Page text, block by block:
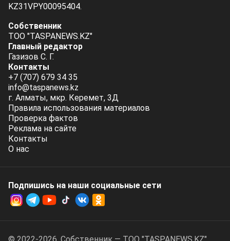
KZ31VPY00095404.
Собственник
ТОО "TASPANEWS.KZ"
Главный редактор
Газизов С. Г.
Контакты
+7 (707) 679 34 35
info@taspanews.kz
г. Алматы, мкр. Керемет, 3Д
Правила использования материалов
Проверка фактов
Реклама на сайте
Контакты
О нас
Подпишись на наши социальные cети